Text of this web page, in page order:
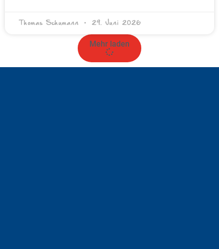
Thomas Schumann 29. Juni 2026
Mehr laden